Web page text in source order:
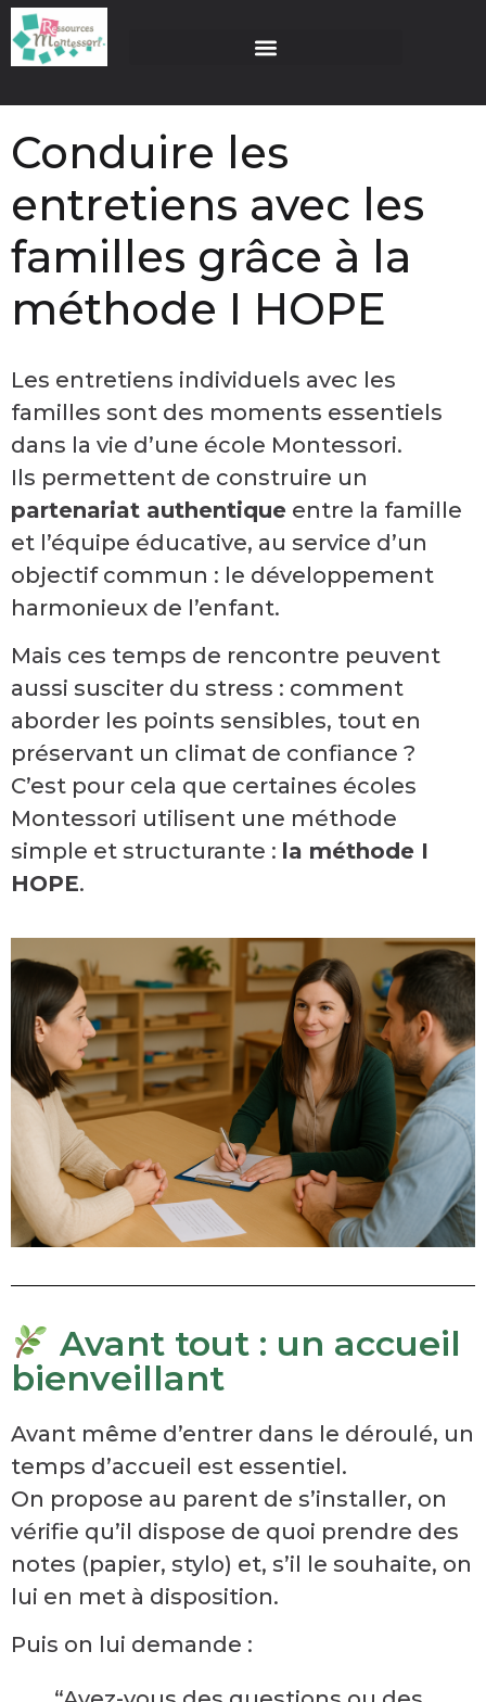
Conduire les
entretiens avec les
familles grâce à la
méthode I HOPE
Les entretiens individuels avec les
familles sont des moments essentiels
dans la vie d’une école Montessori.
Ils permettent de construire un
partenariat authentique entre la famille
et l’équipe éducative, au service d’un
objectif commun : le développement
harmonieux de l’enfant.
Mais ces temps de rencontre peuvent
aussi susciter du stress : comment
aborder les points sensibles, tout en
préservant un climat de confiance ?
C’est pour cela que certaines écoles
Montessori utilisent une méthode
simple et structurante : la méthode I
HOPE.
Avant tout : un accueil
bienveillant
Avant même d’entrer dans le déroulé, un
temps d’accueil est essentiel.
On propose au parent de s’installer, on
vérifie qu’il dispose de quoi prendre des
notes (papier, stylo) et, s’il le souhaite, on
lui en met à disposition.
Puis on lui demande :